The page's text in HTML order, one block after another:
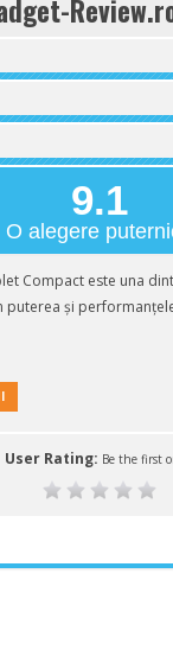
9.1
O alegere
Compact este una
puterea și
User Rating: Be the first